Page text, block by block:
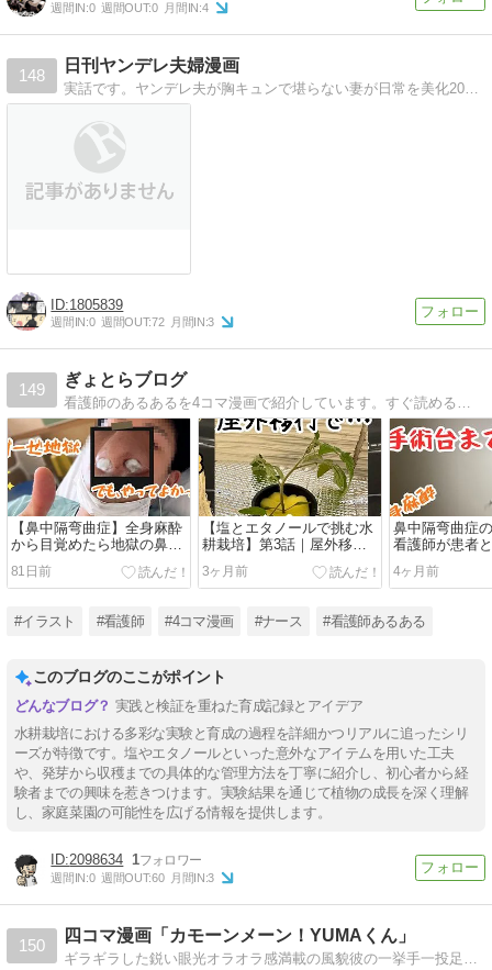
週間IN:0 週間OUT:0 月間IN:4
148
日刊ヤンデレ夫婦漫画
実話です。ヤンデレ夫が胸キュンで堪らない妻が日常を美化200％の漫画でお送りします。書籍化に向けた集中連載がジーンピクシブで開始しました。毎日更新しています！
1805839
週間IN:0 週間OUT:72 月間IN:3
149
ぎょとらブログ
看護師のあるあるを4コマ漫画で紹介しています。すぐ読めるので気軽に遊びに来てください！
【鼻中隔弯曲症】全身麻酔
から目覚めたら地獄の鼻ガ
ーゼ生活だった｜看護師の
リアル体験談
81日前
【塩とエタノールで挑む水
耕栽培】第3話｜屋外移行
でしおれたアイコは復活す
るのか？
3ヶ月前
鼻中隔弯曲症
看護師が患者
たリアルな流
まで】
4ヶ月前
#イラスト #看護師 #4コマ漫画 #ナース #看護師あるある
このブログのここがポイント
実践と検証を重ねた育成記録とアイデア
水耕栽培における多彩な実験と育成の過程を詳細かつリアルに追ったシリ
ーズが特徴です。塩やエタノールといった意外なアイテムを用いた工夫
や、発芽から収穫までの具体的な管理方法を丁寧に紹介し、初心者から経
験者までの興味を惹きつけます。実験結果を通じて植物の成長を深く理解
し、家庭菜園の可能性を広げる情報を提供します。
2098634 1
週間IN:0 週間OUT:60 月間IN:3
150
四コマ漫画「カモーンメーン！YUMAくん」
ギラギラした鋭い眼光オラオラ感満載の風貌彼の一挙手一投足に敵も味方も大混乱Jリーグを最も熱くする漢日本サッカー界きってのエンターテイナー鹿島アントラーズ所属YUMA SUZUKIを題材とした4コマ漫画です